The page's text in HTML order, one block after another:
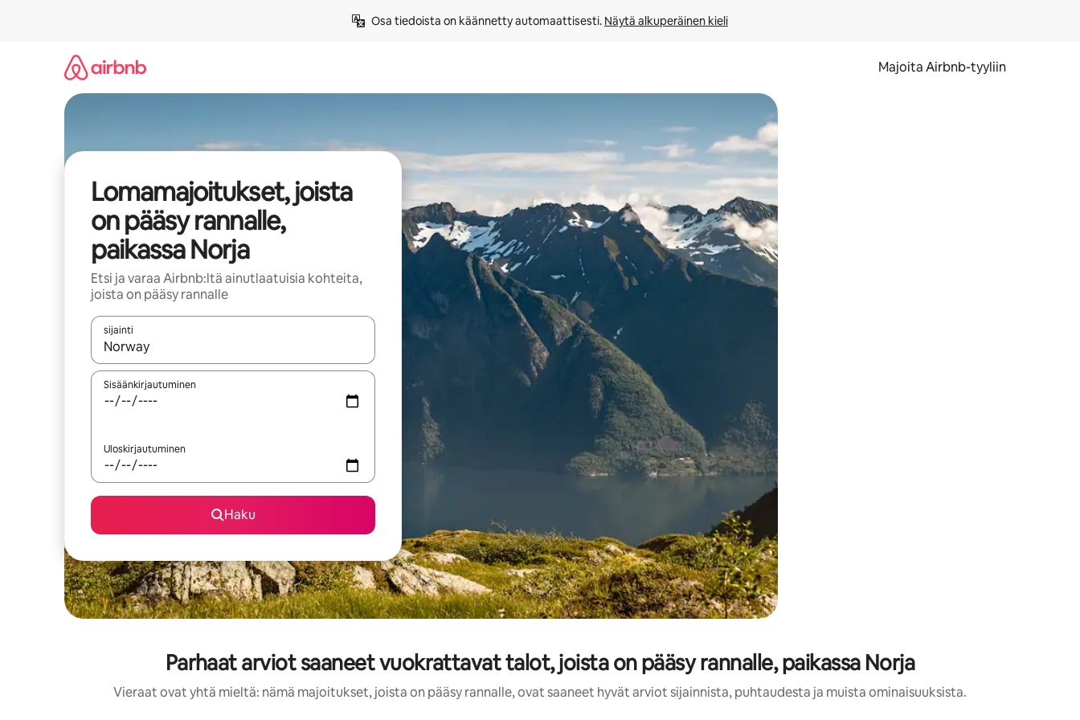
Osa tiedoista on käännetty automaattisesti. Näytä alkuperäinen kieli
Majoita Airbnb-tyyliin
Lomamajoitukset, joista
on pääsy rannalle,
paikassa Norja
Etsi ja varaa Airbnb:ltä ainutlaatuisia kohteita,
joista on pääsy rannalle
sijainti
Kun tulokset ovat saatavilla, navigoi ylös- ja alas-nuolinäppäimillä tai tutustu koskettamalla tai pyyhkäisemällä.
Sisäänkirjautuminen
Uloskirjautuminen
Haku
Parhaat arviot saaneet vuokrattavat talot, joista on pääsy rannalle, paikassa Norja
Vieraat ovat yhtä mieltä: nämä majoitukset, joista on pääsy rannalle, ovat saaneet hyvät arviot sijainnista, puhtaudesta ja muista ominaisuuksista.